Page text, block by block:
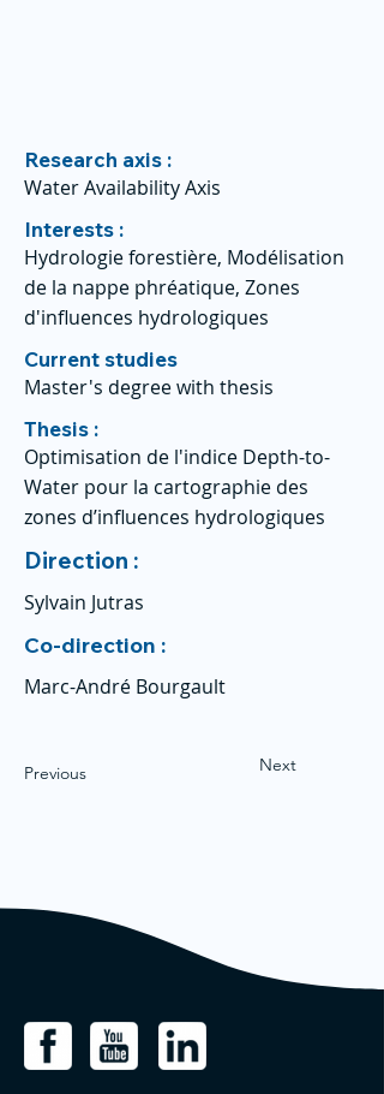
Research axis :
Water Availability Axis
Interests :
Hydrologie forestière, Modélisation
de la nappe phréatique, Zones
d'influences hydrologiques
Current studies
Master's degree with thesis
Thesis :
Optimisation de l'indice Depth-to-
Water pour la cartographie des
zones d’influences hydrologiques
Direction :
Sylvain Jutras
Co-direction :
Marc-André Bourgault
Previous Next